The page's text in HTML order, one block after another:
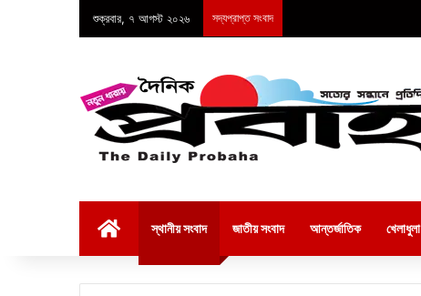
শুক্রবার, ৭ আগস্ট ২০২৬ সদ্যপ্রাপ্ত সংবাদ
স্থানীয় সংবাদ জাতীয় সংবাদ আন্তর্জাতিক খেলাধুলা